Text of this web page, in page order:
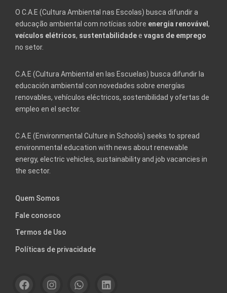
O C.A.E (Cultura Ambiental nas Escolas) busca difundir a
educação ambiental com notícias sobre energia renovável ,
veículos elétricos, sustentabilidadee vagas de emprego
no setor.
C.A.E (Cultura Ambiental en las Escuelas) busca difundir la
educación ambiental con novedades sobre energías
renovables, vehículos eléctricos, sostenibilidad y ofertas de
empleo en el sector.
C.A.E (Environmental Culture in Schools) seeks to spread
environmental education with news about renewable
energy, electric vehicles, sustainability and job vacancies in
the sector.
Quem Somos
Fale conosco
Termos de Uso
Políticas de privacidade